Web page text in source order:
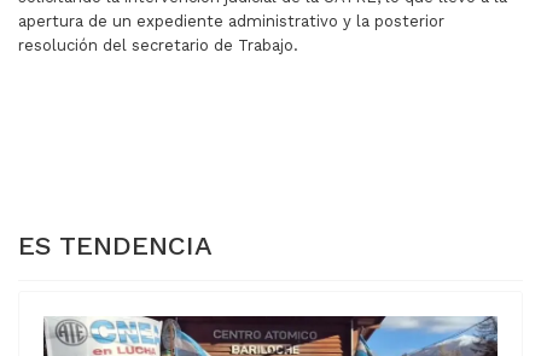
apertura de un expediente administrativo y la posterior
resolución del secretario de Trabajo.
ES TENDENCIA